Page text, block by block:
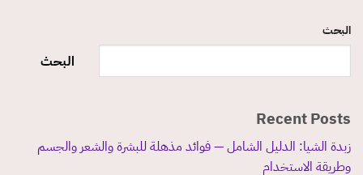
البحث
البحث
Recent Posts
زبدة الشيا: الدليل الشامل — فوائد مذهلة للبشرة والشعر والجسم
وطريقة الاستخدام